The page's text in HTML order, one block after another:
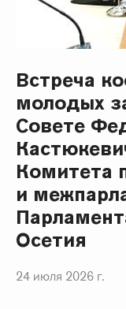
Встреча
молодых
Совете
Комитета
и
Осетия
24 июля 2026 г.